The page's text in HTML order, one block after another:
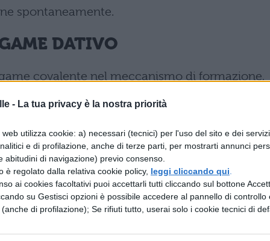
- La tua privacy è la nostra priorità
utilizza cookie: a) necessari (tecnici) per l'uso del sito e dei
e di profilazione, anche di terze parti, per mostrarti annunci
abitudini di navigazione) previo consenso.
è regolato dalla relativa cookie policy, leggi cliccando qui
ai cookies facoltativi puoi accettarli tutti cliccando sul bottone
su Gestisci opzioni è possibile accedere al pannello di controllo
di profilazione); Se rifiuti tutto, userai solo i cookie tecnici di
spontaneamente.
DATIVO
covalente nel meccanismo di formazione,
differenza fra i due tipi di legame: ambedue
comune fra due atomi di diversa
il legame dativo, che dovrebbe essere
all’accettore, viene spesso indicato con un
covalente.
pairs prende parte ad una reazione,
seconda delle specie chimiche su cui si opera,